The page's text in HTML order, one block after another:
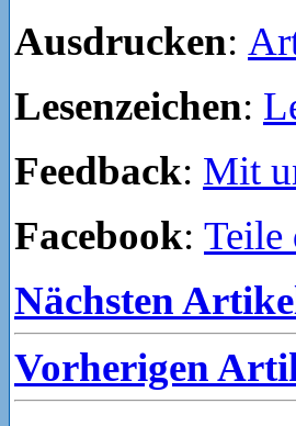
Ausdrucken:
Lesenzeichen:
Feedback: Mit
Facebook: Teile
Nächsten
Vorherigen